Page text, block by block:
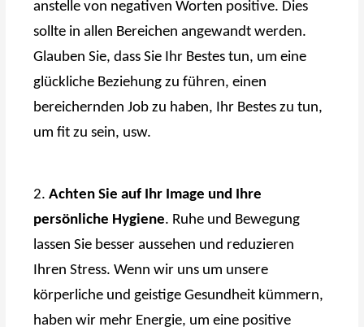
anstelle von negativen Worten positive. Dies
sollte in allen Bereichen angewandt werden.
Glauben Sie, dass Sie Ihr Bestes tun, um eine
glückliche Beziehung zu führen, einen
bereichernden Job zu haben, Ihr Bestes zu tun,
um fit zu sein, usw.
2. Achten Sie auf Ihr Image und Ihre
persönliche Hygiene. Ruhe und Bewegung
lassen Sie besser aussehen und reduzieren
Ihren Stress. Wenn wir uns um unsere
körperliche und geistige Gesundheit kümmern,
haben wir mehr Energie, um eine positive